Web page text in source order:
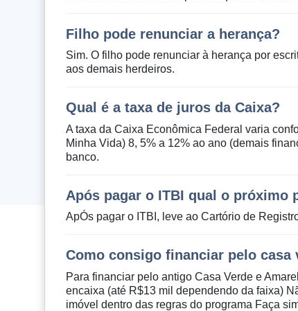
Filho pode renunciar a herança?
Sim. O filho pode renunciar à herança por
aos demais herdeiros.
Qual é a taxa de juros da Caixa?
A taxa da Caixa Econômica Federal varia
Minha Vida) 8, 5% a 12% ao ano (demais
banco.
Após pagar o ITBI qual o próximo
ApÓs pagar o ITBI, leve ao Cartório de
Como consigo financiar pelo casa
Para financiar pelo antigo Casa Verde e
encaixa (até R$13 mil dependendo da faixa)
imóvel dentro das regras do programa Faça